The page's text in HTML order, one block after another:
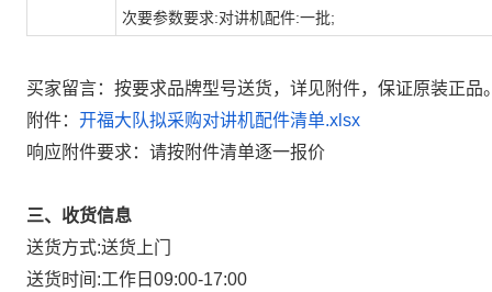
次要参数要求:对讲机配件:一批;
买家留言：按要求品牌型号送货，详见附件，保证原装正品
附件： 开福大队拟采购对讲机配件清单.xlsx
响应附件要求：请按附件清单逐一报价
三、收货信息
送货方式:送货上门
送货时间:工作日09:00-17:00